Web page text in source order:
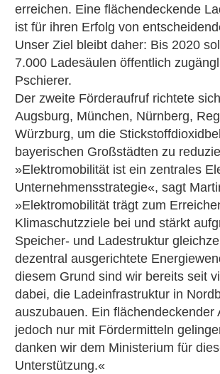
erreichen. Eine flächendeckende
ist für ihren Erfolg von
Unser Ziel bleibt daher: Bis 2020
7.000 Ladesäulen öffentlich
Pschierer.
Der zweite Förderaufruf richtete
Augsburg, München, Nürnberg,
Würzburg, um die
bayerischen Großstädten zu
»Elektromobilität ist ein zentrales
Unternehmensstrategie«, sagt
»Elektromobilität trägt zum
Klimaschutzziele bei und stärkt
Speicher- und Ladestruktur
dezentral ausgerichtete
diesem Grund sind wir bereits seit
dabei, die Ladeinfrastruktur in
auszubauen. Ein flächendeckender
jedoch nur mit Fördermitteln
danken wir dem Ministerium für
Unterstützung.«